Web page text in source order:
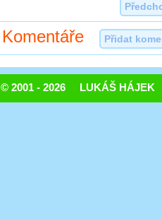
Komentáře Přidat
© 2001 - 2026 LUKÁŠ HÁJEK